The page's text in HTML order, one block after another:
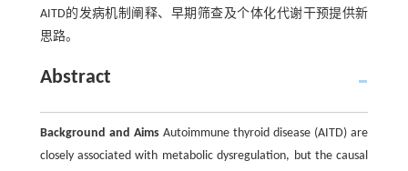
AITD的发病机制阐释、早期筛查及个体化代谢干预提供新
思路。
Abstract
Background and AimsAutoimmune thyroid disease (AITD) are
closely associated with metabolic dysregulation, but the causal